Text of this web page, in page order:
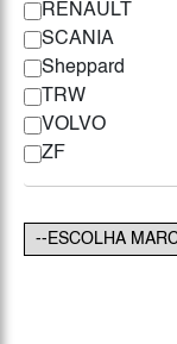
RENAULT
SCANIA
Sheppard
TRW
VOLVO
ZF